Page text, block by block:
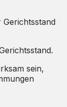
sein,